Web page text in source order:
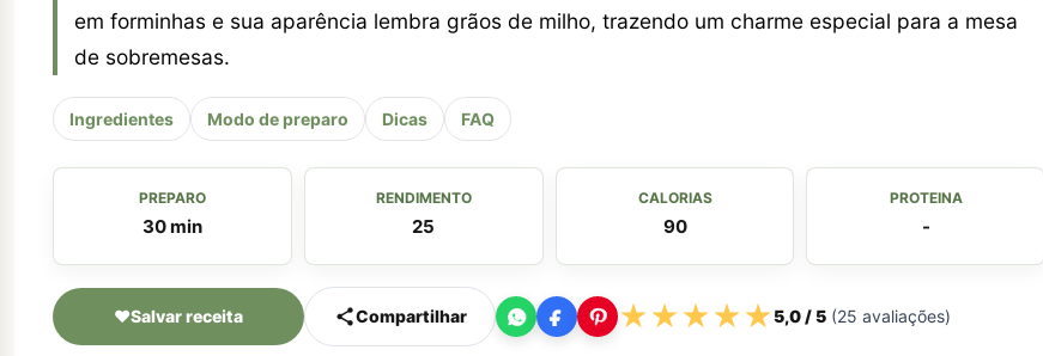
em forminhas e sua aparência lembra grãos de milho, trazendo um charme especial para a mesa
de sobremesas.
Ingredientes Modo de preparo Dicas FAQ
PREPARO
30 min
RENDIMENTO
25
CALORIAS
90
PROTEINA
-
♥Salvar receita Compartilhar ★★★★★5,0/ 5 (25 avaliações)